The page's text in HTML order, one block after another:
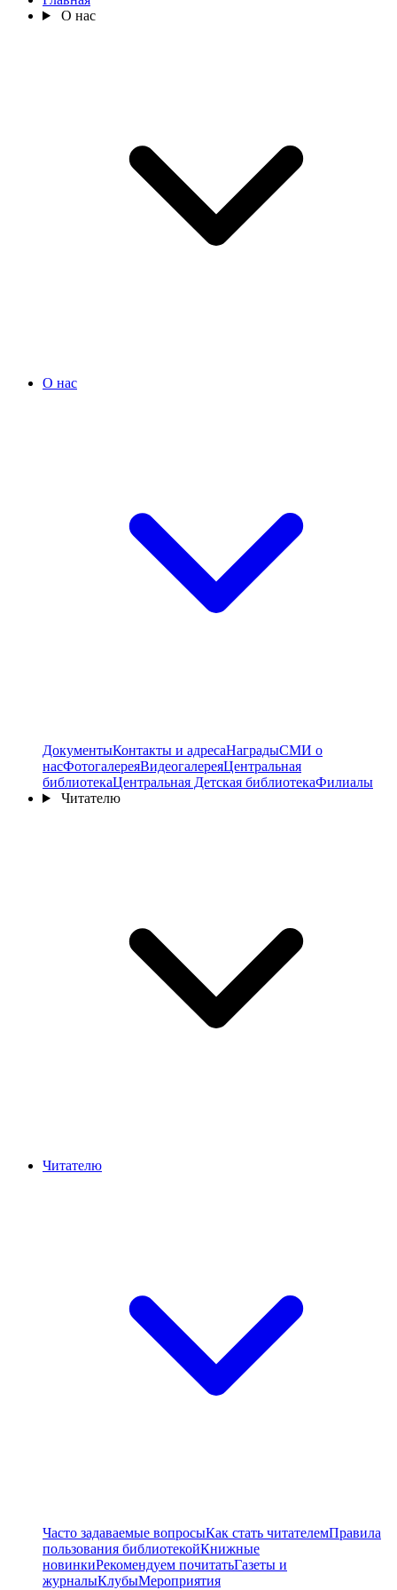
О нас
О нас
ДокументыКонтакты и адресаНаградыСМИ о
насФотогалереяВидеогалереяЦентральная
библиотекаЦентральная Детская библиотекаФилиалы
Читателю
Читателю
Часто задаваемые вопросыКак стать читателемПравила
пользования библиотекойКнижные
новинкиРекомендуем почитатьГазеты и
журналыКлубыМероприятия